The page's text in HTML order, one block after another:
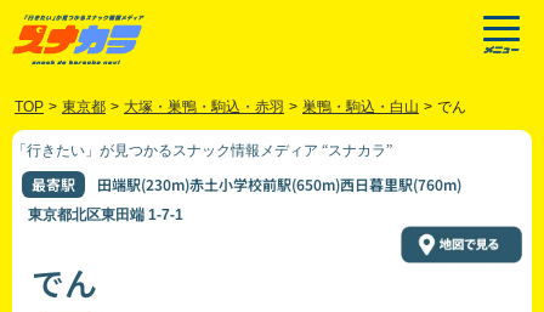
TOP > 東京都 > 大塚・巣鴨・駒込・赤羽 > 巣鴨・駒込・白山 > でん
「行きたい」が見つかるスナック情報メディア “スナカラ”
最寄駅 田端駅(230m)赤土小学校前駅(650m)西日暮里駅(760m)
東京都北区東田端 1-7-1
でん